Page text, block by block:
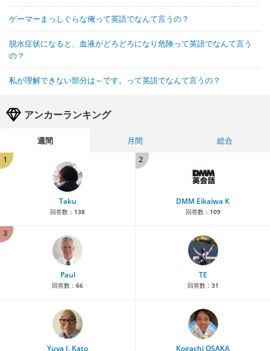
ゲーマーまっしぐらな俺って英語でなんて言うの？
脱水症状になると、血液がどろどろになり危険って英語でなんて言う
の？
私が理解できない部分は～です。って英語でなんて言うの？
アンカーランキング
週間 月間
総合
1
Taku
回答数： 138
2
DMM Eikaiwa K
回答数： 109
3
Paul
回答数： 66
TE
回答数： 31
Yuya J. Kato Kogachi OSAKA